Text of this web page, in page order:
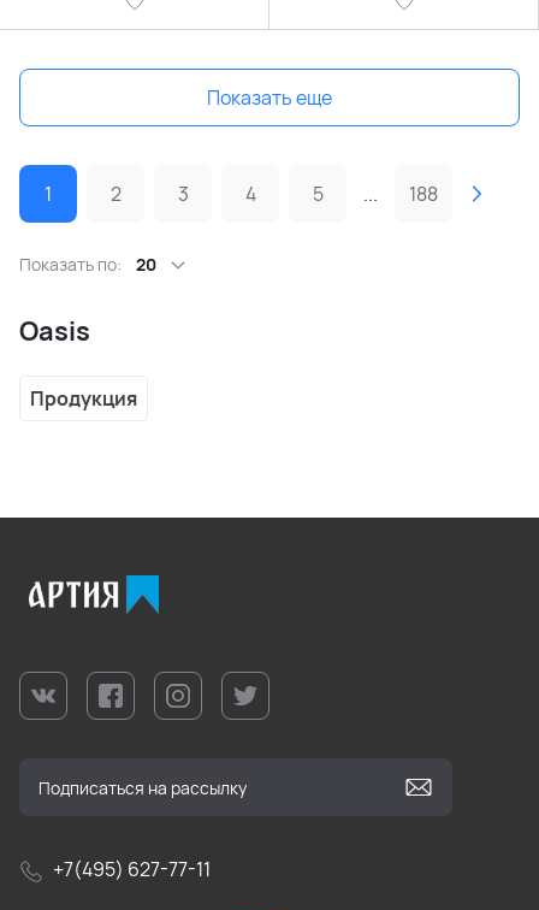
Показать еще
1 2 3 4 5 ... 188
Показать по: 20
Oasis
Продукция
+7(495) 627-77-11